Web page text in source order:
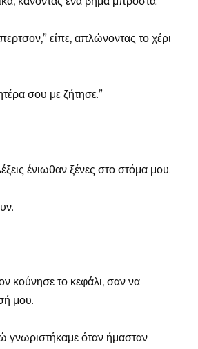
είπε, απλώνοντας το χέρι
σου με ζήτησε.”
ένιωθαν ξένες στο στόμα μου.
κούνησε το κεφάλι, σαν να
μου.
γνωριστήκαμε όταν ήμασταν